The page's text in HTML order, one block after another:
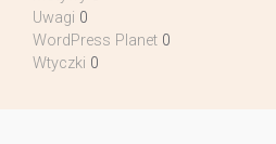
Uwagi 0
WordPress Planet 0
Wtyczki 0